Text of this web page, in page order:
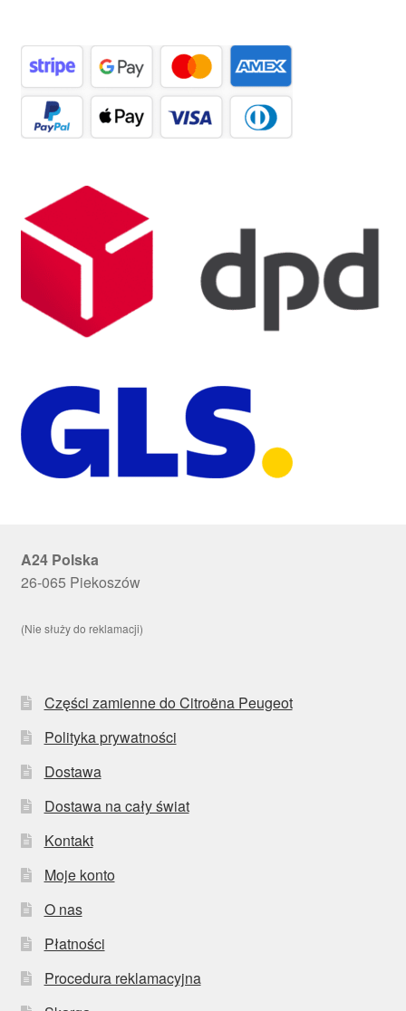
A24 Polska
26-065 Piekoszów
(Nie służy do reklamacji)
Części zamienne do Citroëna Peugeot
Polityka prywatności
Dostawa
Dostawa na cały świat
Kontakt
Moje konto
O nas
Płatności
Procedura reklamacyjna